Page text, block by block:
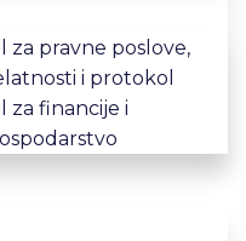
za pravne poslove,
i protokol
za financije i